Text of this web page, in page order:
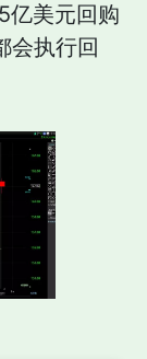
亿美元回购
会执行回